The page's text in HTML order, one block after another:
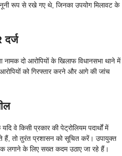
रूप से रखे गए थे, जिनका उपयोग मिलावट के
दर्ज
नामक दो आरोपियों के खिलाफ विधानसभा थाने में
को गिरफ्तार करने और आगे की जांच
वे किसी प्रकार की पेट्रोलियम पदार्थों में
हैं, तो तुरंत प्रशासन को सूचित करें। उपायुक्त
लगाने के लिए सख्त कदम उठाए जा रहे हैं।